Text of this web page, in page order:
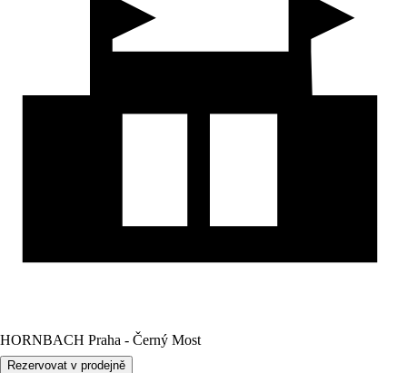
HORNBACH Praha - Černý Most
Rezervovat v prodejně